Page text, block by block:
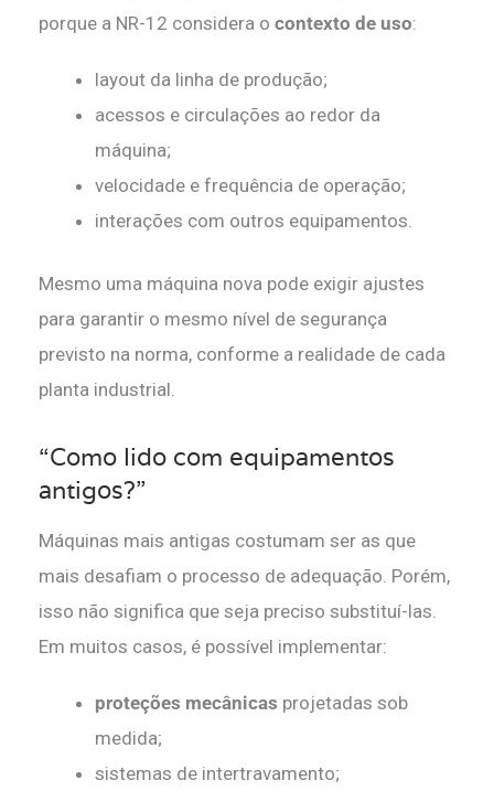
porque a NR-12 considera o contexto de uso:
layout da linha de produção;
acessos e circulações ao redor da
máquina;
velocidade e frequência de operação;
interações com outros equipamentos.
Mesmo uma máquina nova pode exigir ajustes
para garantir o mesmo nível de segurança
previsto na norma, conforme a realidade de cada
planta industrial.
“Como lido com equipamentos
antigos?”
Máquinas mais antigas costumam ser as que
mais desafiam o processo de adequação. Porém,
isso não significa que seja preciso substituí-las.
Em muitos casos, é possível implementar:
proteções mecânicas projetadas sob
medida;
sistemas de intertravamento;